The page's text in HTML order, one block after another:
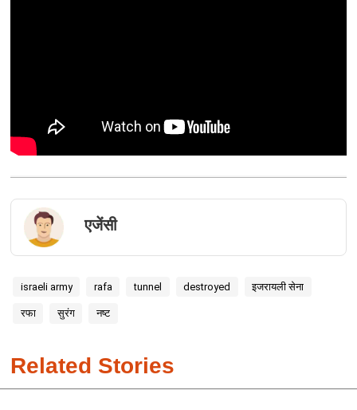
एजेंसी
israeli army rafa tunnel destroyed इजरायली सेना
रफा सुरंग नष्ट
Related Stories